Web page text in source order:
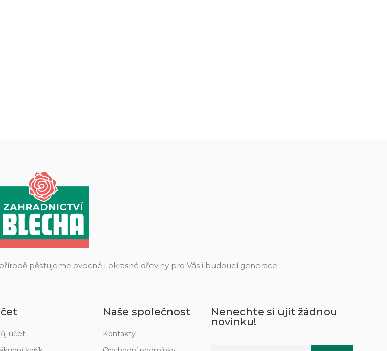
pěstujeme ovocné i okrasné dřeviny pro Vás i budoucí generace
účet
Naše společnost
Kontakty
Nenechte si ujít žádnou
novinku!